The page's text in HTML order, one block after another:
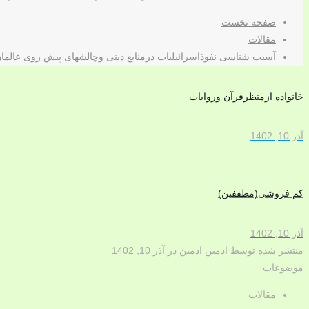
صفحه نخست
مقالات
آسیب شناسی نفوذاسرائیلیات درمنابع دینی وچالشهای پیش روی
خانواده ازمنظرقرآن وروایات
آذر 10, 1402
کم فروشی(مطففین)
آذر 10, 1402
منتشر شده توسط
ادمین ادمین در
آذر 10, 1402
موضوعات
مقالات